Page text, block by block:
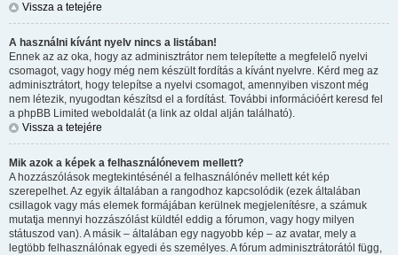
Vissza a tetejére
A használni kívánt nyelv nincs a listában!
Ennek az az oka, hogy az adminisztrátor nem telepítette a megfelelő nyelvi
csomagot, vagy hogy még nem készült fordítás a kívánt nyelvre. Kérd meg az
adminisztrátort, hogy telepítse a nyelvi csomagot, amennyiben viszont még
nem létezik, nyugodtan készítsd el a fordítást. További információért keresd fel
a phpBB Limited weboldalát (a link az oldal alján található).
Vissza a tetejére
Mik azok a képek a felhasználónevem mellett?
A hozzászólások megtekintésénél a felhasználónév mellett két kép
szerepelhet. Az egyik általában a rangodhoz kapcsolódik (ezek általában
csillagok vagy más elemek formájában kerülnek megjelenítésre, a számuk
mutatja mennyi hozzászólást küldtél eddig a fórumon, vagy hogy milyen
státuszod van). A másik – általában egy nagyobb kép – az avatar, mely a
legtöbb felhasználónak egyedi és személyes. A fórum adminisztrátorától függ,